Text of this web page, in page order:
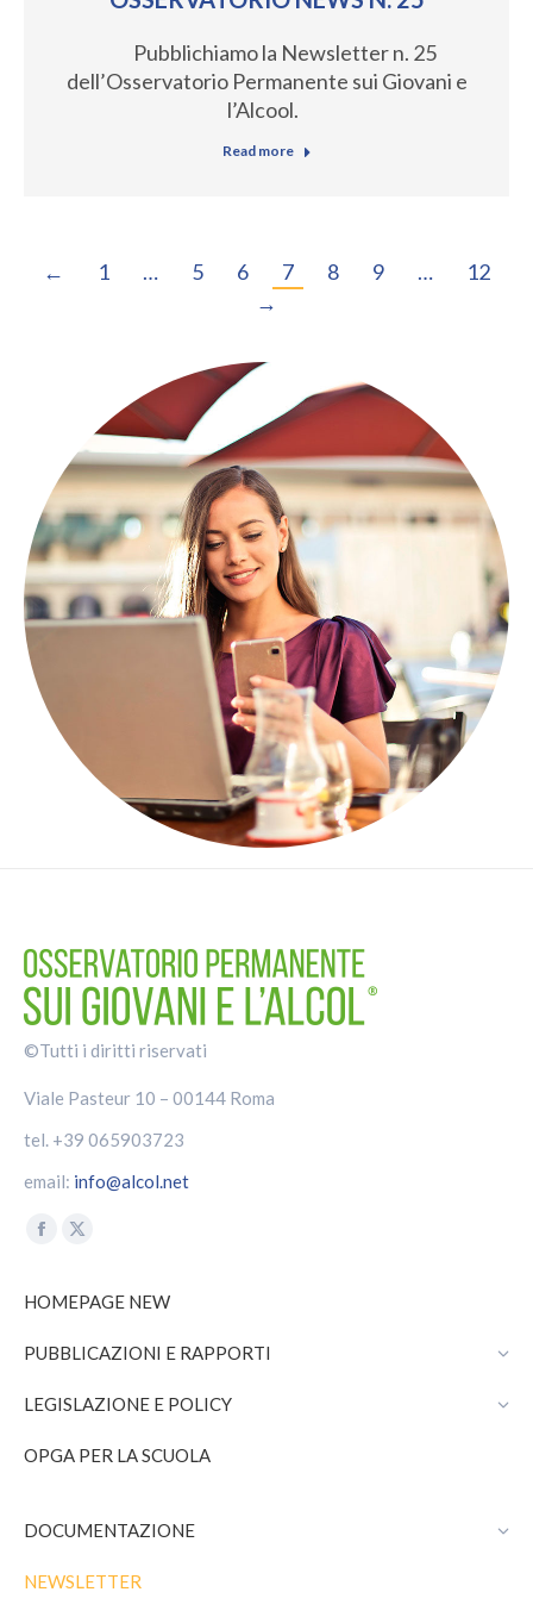
Pubblichiamo la Newsletter n. 25
dell’Osservatorio Permanente sui Giovani e
l’Alcool.
Read more
← 1 … 5 6 7 8 9 …
12
→
©Tutti i diritti riservati
Viale Pasteur 10 – 00144 Roma
tel. +39 065903723
email: info@alcol.net
Find us on:
Facebook
opens
new
window
X
opens
new
window
HOMEPAGE NEW
PUBBLICAZIONI E RAPPORTI
LEGISLAZIONE E POLICY
OPGA PER LA SCUOLA
DOCUMENTAZIONE
NEWSLETTER